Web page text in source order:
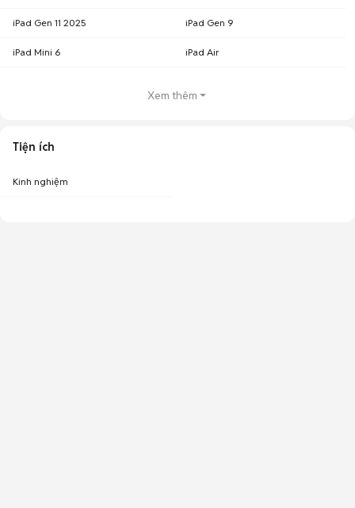
iPad Gen 11 2025 iPad Gen 9
iPad Mini 6 iPad Air
Xem thêm
Tiện ích
Kinh nghiệm